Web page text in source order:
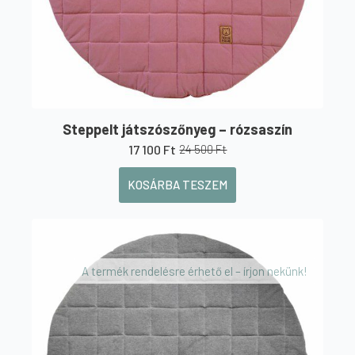
Steppelt játszószőnyeg – rózsaszín
24 500Ft
Original
price
was:
24
17 100 Ft Current
price
is:
17
KOSÁRBA TESZEM
A termék rendelésre érhető el – írjon nekünk!